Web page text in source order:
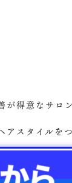
が得意なサロ
スタイルをつ